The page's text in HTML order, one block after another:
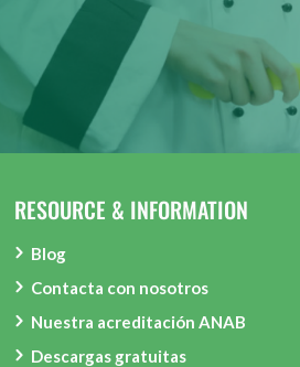
RESOURCE & INFORMATION
Blog
Contacta con nosotros
Nuestra acreditación ANAB
Descargas gratuitas